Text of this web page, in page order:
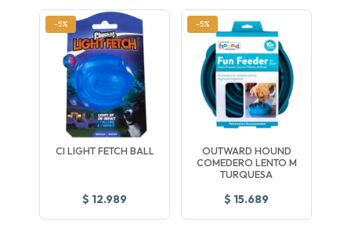
-5%
CI LIGHT FETCH BALL
$ 12.989
-5%
OUTWARD HOUND
COMEDERO LENTO M
TURQUESA
$ 15.689